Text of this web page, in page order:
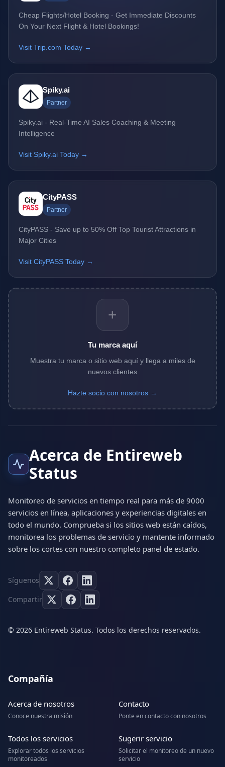
Cheap Flights/Hotel Booking - Get Immediate Discounts
On Your Next Flight & Hotel Bookings!
Visit Trip.com Today →
Spiky.ai
Partner
Spiky.ai - Real-Time AI Sales Coaching & Meeting
Intelligence
Visit Spiky.ai Today →
CityPASS
Partner
CityPASS - Save up to 50% Off Top Tourist Attractions in
Major Cities
Visit CityPASS Today →
+
Tu marca aquí
Muestra tu marca o sitio web aquí y llega a miles de
nuevos clientes
Hazte socio con nosotros →
Acerca de Entireweb
Status
Monitoreo de servicios en tiempo real para más de 9000
servicios en línea, aplicaciones y experiencias digitales en
todo el mundo. Comprueba si los sitios web están caídos,
monitorea los problemas de servicio y mantente informado
sobre los cortes con nuestro completo panel de estado.
Síguenos
Compartir
© 2026 Entireweb Status. Todos los derechos reservados.
Compañía
Acerca de nosotros
Conoce nuestra misión
Contacto
Ponte en contacto con nosotros
Todos los servicios
Explorar todos los servicios
monitoreados
Sugerir servicio
Solicitar el monitoreo de un nuevo
servicio